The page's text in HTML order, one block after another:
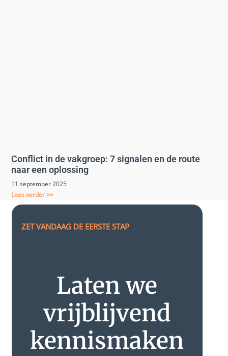
Conflict in de vakgroep: 7 signalen en de route
naar een oplossing
11 september 2025
Lees verder >>
ZET VANDAAG DE EERSTE STAP
Laten we
vrijblijvend
kennismaken